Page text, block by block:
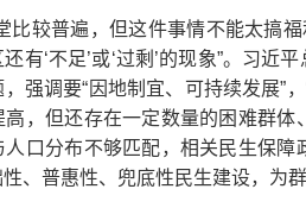
比较普遍，但这件事情不能太搞
有‘不足’或‘过剩’的现象”。习
强调要“因地制宜、可持续发展”
高，但还存在一定数量的困难群
口分布不够匹配，相关民生保
、普惠性、兜底性民生建设，为